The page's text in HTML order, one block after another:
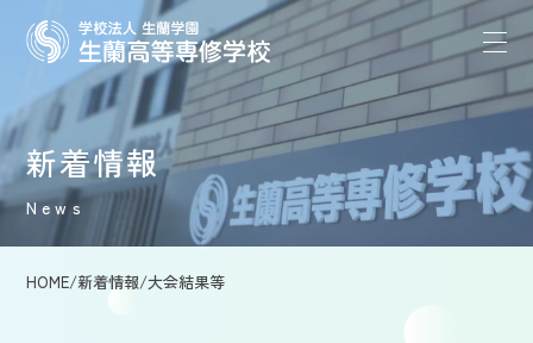
新着情報
News
HOME/新着情報/大会結果等